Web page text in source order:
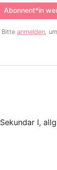
Abonnent*in
Bitte anmelden ,
Sekundar I,